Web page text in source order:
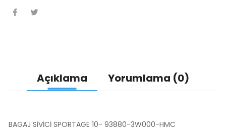
Açıklama Yorumlama (0)
BAGAJ SİVİCİ SPORTAGE 10- 93880-3W000-HMC